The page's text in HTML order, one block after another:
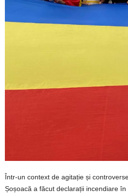
Într-un context de agitație și
Șoșoacă a făcut declarații incendiare în